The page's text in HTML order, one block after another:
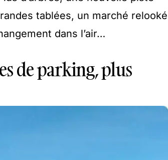
tablées, un marché relooké
dans l’air…
de parking, plus